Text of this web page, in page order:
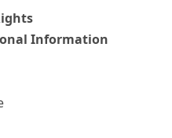
Information